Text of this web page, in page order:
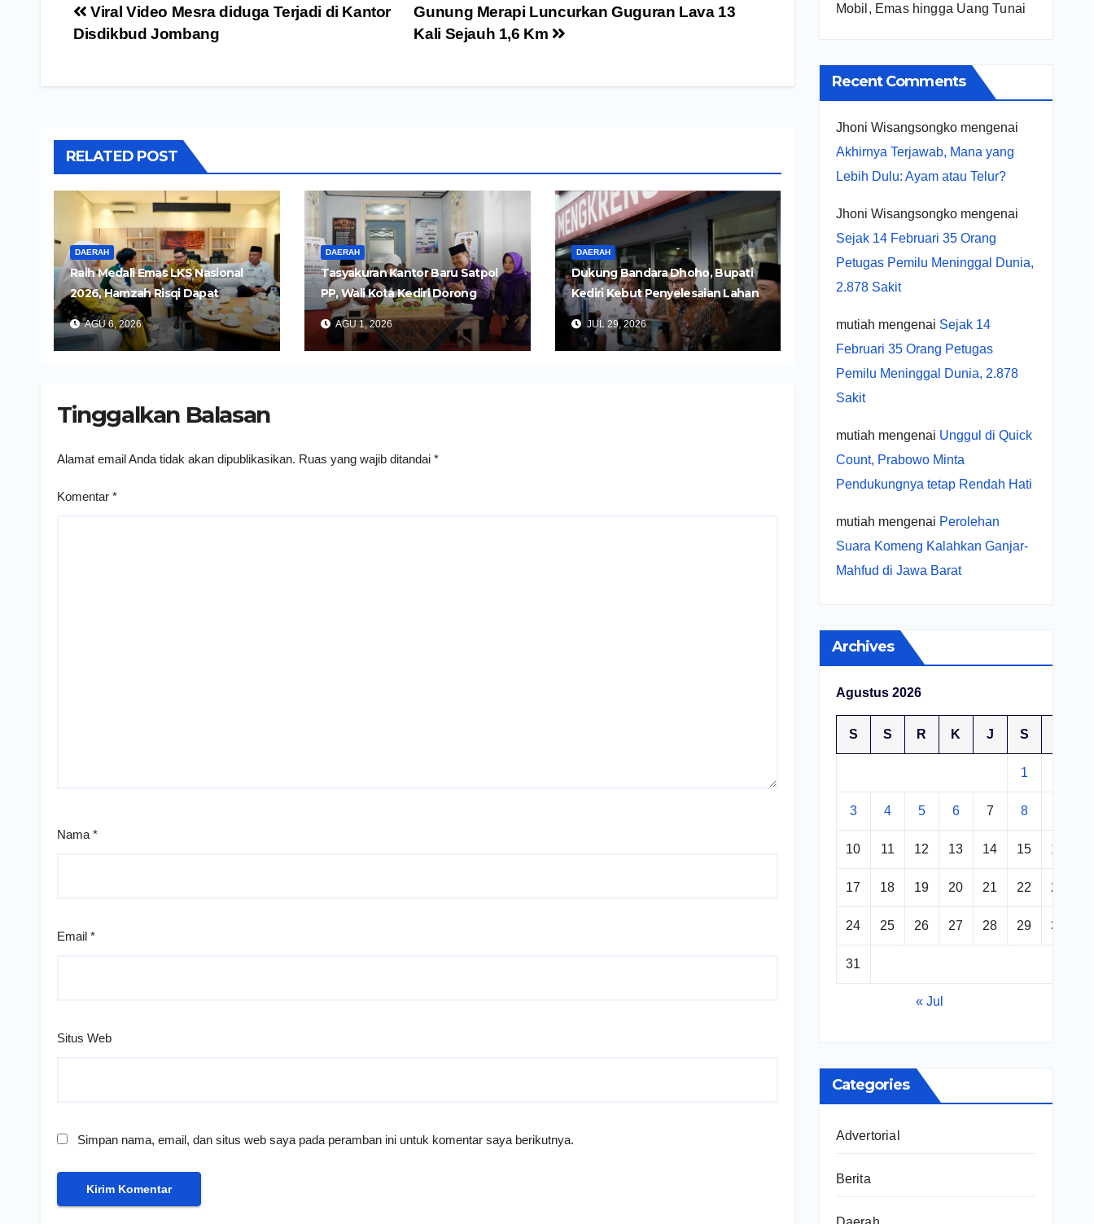
Navigasi
pos
Gunung Merapi Luncurkan Guguran Lava 13
Kali Sejauh 1,6 Km
Viral Video Mesra diduga Terjadi di Kantor
Disdikbud Jombang
RELATED POST
DAERAH
Raih Medali Emas LKS Nasional
2026, Hamzah Risqi Dapat
Beasiswa dari Bupati Kediri
AGU 6, 2026
DAERAH
Tasyakuran Kantor Baru Satpol
PP, Wali Kota Kediri Dorong
Pelayanan yang Lebih Cepat dan
Humanis
AGU 1, 2026
DAERAH
Dukung Bandara Dhoho, Bupati
Kediri Kebut Penyelesaian Lahan
Dua Ruas Tol Kertosono-Kediri
JUL 29, 2026
Tinggalkan Balasan
Alamat email Anda tidak akan dipublikasikan. Ruas yang wajib ditandai *
Komentar *
Nama*
Email *
Situs Web
Simpan nama, email, dan situs web saya pada peramban ini untuk komentar saya berikutnya.
Mobil, Emas hingga Uang Tunai
Recent Comments
Jhoni Wisangsongkomengenai
Akhirnya Terjawab, Mana yang
Lebih Dulu: Ayam atau Telur?
Jhoni Wisangsongkomengenai
Sejak 14 Februari 35 Orang
Petugas Pemilu Meninggal Dunia,
2.878 Sakit
mutiah mengenai Sejak 14
Februari 35 Orang Petugas
Pemilu Meninggal Dunia, 2.878
Sakit
mutiah mengenai Unggul di Quick
Count, Prabowo Minta
Pendukungnya tetap Rendah Hati
mutiah mengenai Perolehan
Suara Komeng Kalahkan Ganjar-
Mahfud di Jawa Barat
Archives
Agustus 2026
S S R K J S
1
3 4 5 6 7 8
10 11 12 13 14 15 16
17 18 19 20 21 22 23
24 25 26 27 28 29 30
31
« Jul
Categories
Advertorial
Berita